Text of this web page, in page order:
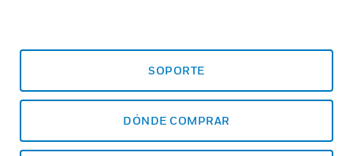
SOPORTE
DÓNDE COMPRAR